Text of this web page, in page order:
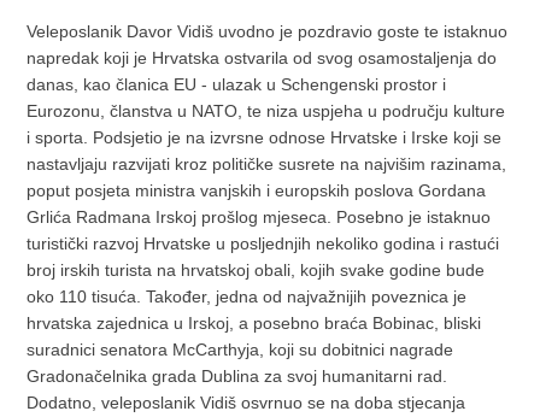
Veleposlanik Davor Vidiš uvodno je pozdravio goste te istaknuo
napredak koji je Hrvatska ostvarila od svog osamostaljenja do
danas, kao članica EU - ulazak u Schengenski prostor i
Eurozonu, članstva u NATO, te niza uspjeha u području kulture
i sporta. Podsjetio je na izvrsne odnose Hrvatske i Irske koji se
nastavljaju razvijati kroz političke susrete na najvišim razinama,
poput posjeta ministra vanjskih i europskih poslova Gordana
Grlića Radmana Irskoj prošlog mjeseca. Posebno je istaknuo
turistički razvoj Hrvatske u posljednjih nekoliko godina i rastući
broj irskih turista na hrvatskoj obali, kojih svake godine bude
oko 110 tisuća. Također, jedna od najvažnijih poveznica je
hrvatska zajednica u Irskoj, a posebno braća Bobinac, bliski
suradnici senatora McCarthyja, koji su dobitnici nagrade
Gradonačelnika grada Dublina za svoj humanitarni rad.
Dodatno, veleposlanik Vidiš osvrnuo se na doba stjecanja